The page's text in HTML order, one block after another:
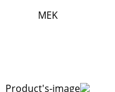
MEK